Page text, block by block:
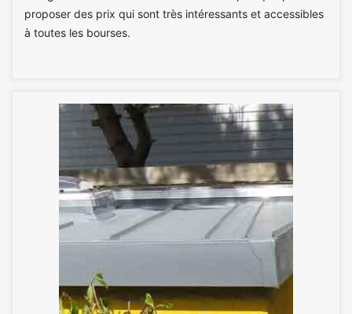
proposer des prix qui sont très intéressants et accessibles
à toutes les bourses.